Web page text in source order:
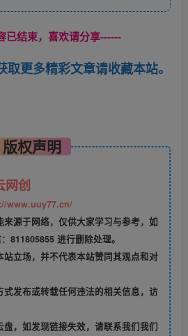
已结束，喜欢请分享------
更多精彩文章请收藏本站。
版权声明
网创
www.uuy77.cn/
源于网络，仅供大家学习与参考，如
811805855 进行删除处理。
立场，并不代表本站赞同其观点和对
发布或转载任何违法的相关信息，访
，如发现链接失效，请联系我们我们